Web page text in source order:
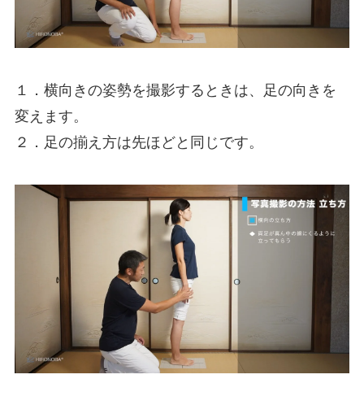
１．横向きの姿勢を撮影するときは、足の向きを
変えます。
２．足の揃え方は先ほどと同じです。